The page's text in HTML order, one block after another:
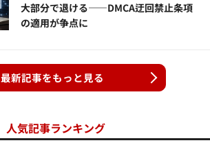
大部分で退ける——DMCA迂回禁止条項
の適用が争点に
最新記事をもっと見る
人気記事ランキング